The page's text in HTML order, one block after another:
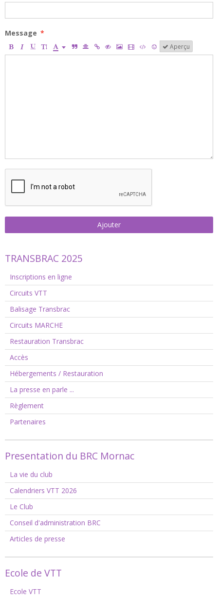
Message
Aperçu
Ajouter
TRANSBRAC 2025
Inscriptions en ligne
Circuits VTT
Balisage Transbrac
Circuits MARCHE
Restauration Transbrac
Accès
Hébergements / Restauration
La presse en parle ...
Règlement
Partenaires
Presentation du BRC Mornac
La vie du club
Calendriers VTT 2026
Le Club
Conseil d'administration BRC
Articles de presse
Ecole de VTT
Ecole VTT